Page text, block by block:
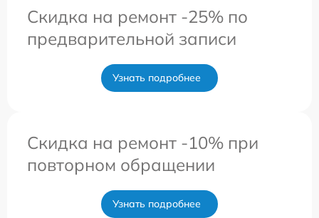
Скидка на ремонт -25% по
предварительной записи
Узнать подробнее
Скидка на ремонт -10% при
повторном обращении
Узнать подробнее